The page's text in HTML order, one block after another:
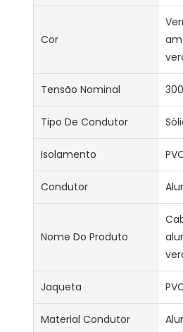
Cor
Tensão Nominal
Tipo De Condutor
Isolamento
Condutor
Nome Do Produto
Jaqueta
Material Condutor